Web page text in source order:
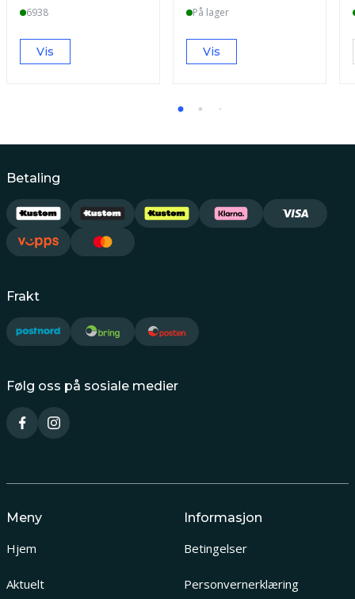
6938
Vis
På lager
Vis
Betaling
Frakt
Følg oss på sosiale medier
Meny
Hjem
Aktuelt
Informasjon
Betingelser
Personvernerklæring